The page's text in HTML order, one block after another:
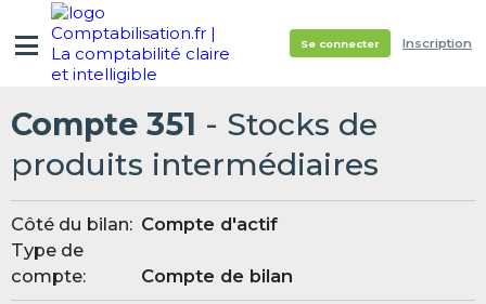
Se connecter Inscription
Compte 351 - Stocks de
produits intermédiaires
Côté du bilan: Compte d'actif
Type de
compte:
Compte de bilan